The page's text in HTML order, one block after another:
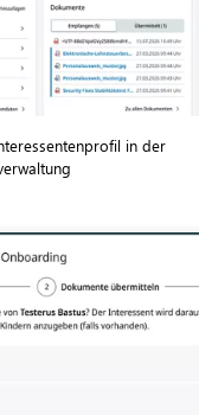
in der